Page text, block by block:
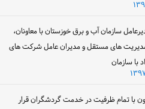
سازمان آب و برق خوزستان با معاونان،
های مستقل و مدیران عامل شرکت های
با سازمان
با تمام ظرفیت در خدمت گردشگران قرار